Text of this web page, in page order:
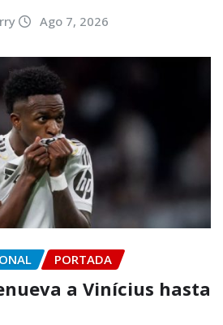
Ago 7, 2026
PORTADA
a Vinícius hasta